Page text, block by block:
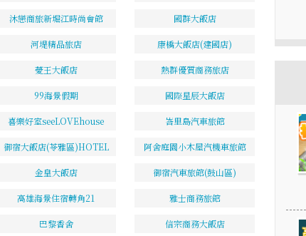
沐戀商旅新堀江時尚會館 國群大飯店
河堤精品旅店 康橋大飯店(建國店)
薆王大飯店 熱群優質商務旅店
99海景假期 國際星辰大飯店
喜樂好室seeLOVEhouse 峇里島汽車旅館
御宿大飯店(苓雅區)HOTEL 阿舍庭園小木屋汽機車旅館
金皇大飯店 御宿汽車旅館(鼓山區)
高雄海景住宿轉角21 雅士商務旅館
巴黎香舍 信宗商務大飯店